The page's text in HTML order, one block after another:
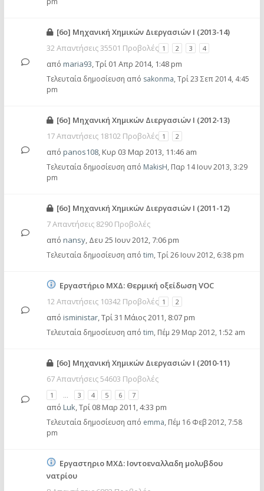
[6o] Μηχανική Χημικών Διεργασιών Ι (2013-14)
32 Απαντήσεις 35501 Προβολές 1 2 3 4
από maria93,Τρί 01 Απρ 2014, 1:48 pm
Τελευταία δημοσίευση από sakonma, Τρί 23 Σεπ 2014, 4:45
pm
[6ο] Μηχανική Χημικών Διεργασιών Ι (2012-13)
17 Απαντήσεις 18102 Προβολές 1 2
από panos108, Κυρ 03 Μαρ 2013, 11:46 am
Τελευταία δημοσίευση από MakisH, Παρ 14 Ιουν 2013, 3:29
pm
[6ο] Μηχανική Χημικών Διεργασιών Ι (2011-12)
7 Απαντήσεις 8290 Προβολές
από nansy, Δευ 25 Ιουν 2012, 7:06 pm
Τελευταία δημοσίευση από tim, Τρί 26 Ιουν 2012, 6:38 pm
Εργαστήριο ΜΧΔ: Θερμική οξείδωση VOC
12 Απαντήσεις 10342 Προβολές 1 2
από isministar,Τρί 31 Μάιος 2011, 8:07 pm
Τελευταία δημοσίευση από tim, Πέμ 29 Μαρ 2012, 1:52 am
[6ο] Μηχανική Χημικών Διεργασιών Ι (2010-11)
67 Απαντήσεις 54603 Προβολές
1 … 3 4 5 6 7
από Luk,Τρί 08 Μαρ 2011, 4:33 pm
Τελευταία δημοσίευση από emma, Πέμ 16 Φεβ 2012, 7:58
pm
Εργαστηριο ΜΧΔ: Ιοντοεναλλαδη μολυβδου
νατρίου